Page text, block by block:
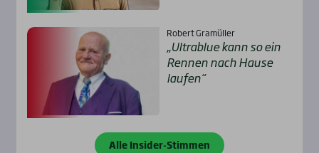
Robert Gramüller
„Ultra­b­lue kann so ein
Ren­nen nach Hau­se
lau­fen“
Alle Insider-Stimmen